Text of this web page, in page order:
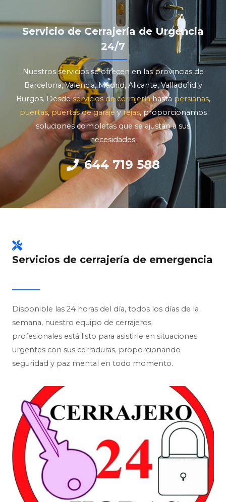
Servicio de Cerrajería de Urgencia
24/7
Nuestros servicios se ofrecen en las provincias de
Barcelona, Valencia, Madrid, Alicante, Valladolid y
Burgos. Desdeservicios de cerrajeríahasta persianas,
puertas,puertas de garaje yrejas, proporcionamos
soluciones completas que se ajustan a sus
necesidades.
644 719 588
Servicios de cerrajería de emergencia
Disponible las 24 horas del día, todos los días de la
semana, nuestro equipo de cerrajeros
profesionales está listo para asistirle en situaciones
urgentes con sus cerraduras, proporcionando
seguridad y paz mental en todo momento.